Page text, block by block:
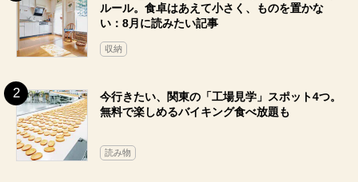
ルール。食卓はあえて小さく、ものを置かな
い：8月に読みたい記事
収納
今行きたい、関東の「工場見学」スポット4つ。
無料で楽しめるバイキング食べ放題も
読み物